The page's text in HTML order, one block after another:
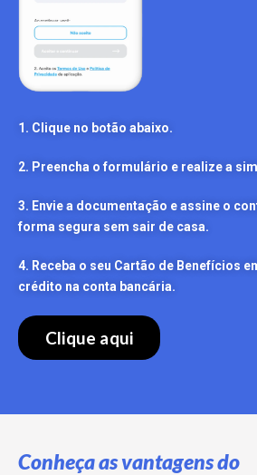
1. Clique no botão abaixo.
2. Preencha o formulário e realize a
3. Envie a documentação e assine o
forma segura sem sair de casa.
4. Receba o seu Cartão de Benefícios
crédito na conta bancária.
Clique aqui
Conheça as vantagens do